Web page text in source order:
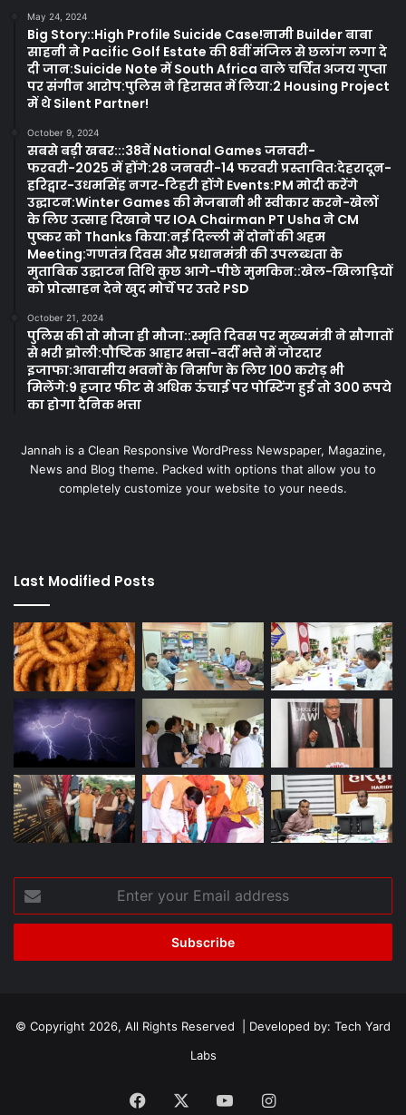
May 24, 2024
Big Story::High Profile Suicide Case!नामी Builder बाबा
साहनी ने Pacific Golf Estate की 8वीं मंजिल से छलांग लगा दे
दी जान:Suicide Note में South Africa वाले चर्चित अजय गुप्ता
पर संगीन आरोप:पुलिस ने हिरासत में लिया:2 Housing Project
में थे Silent Partner!
October 9, 2024
सबसे बड़ी खबर:::38वें National Games जनवरी-
फरवरी-2025 में होंगे:28 जनवरी-14 फरवरी प्रस्तावित:देहरादून-
हरिद्वार-उधमसिंह नगर-टिहरी होंगे Events:PM मोदी करेंगे
उद्घाटन:Winter Games की मेजबानी भी स्वीकार करने-खेलों
के लिए उत्साह दिखाने पर IOA Chairman PT Usha ने CM
पुष्कर को Thanks किया:नई दिल्ली में दोनों की अहम
Meeting:गणतंत्र दिवस और प्रधानमंत्री की उपलब्धता के
मुताबिक उद्घाटन तिथि कुछ आगे-पीछे मुमकिन::खेल-खिलाड़ियों
को प्रोत्साहन देने खुद मोर्चे पर उतरे PSD
October 21, 2024
पुलिस की तो मौजा ही मौजा::स्मृति दिवस पर मुख्यमंत्री ने सौगातों
से भरी झोली:पौष्टिक आहार भत्ता-वर्दी भत्ते में जोरदार
इजाफा:आवासीय भवनों के निर्माण के लिए 100 करोड़ भी
मिलेंगे:9 हजार फीट से अधिक ऊंचाई पर पोस्टिंग हुई तो 300 रूपये
का होगा दैनिक भत्ता
Jannah is a Clean Responsive WordPress Newspaper, Magazine,
News and Blog theme. Packed with options that allow you to
completely customize your website to your needs.
Last Modified Posts
your
Email
© Copyright 2026, All Rights Reserved | Developed by: Tech Yard
Labs
Facebook YouTubeInstagram